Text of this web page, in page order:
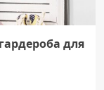
для